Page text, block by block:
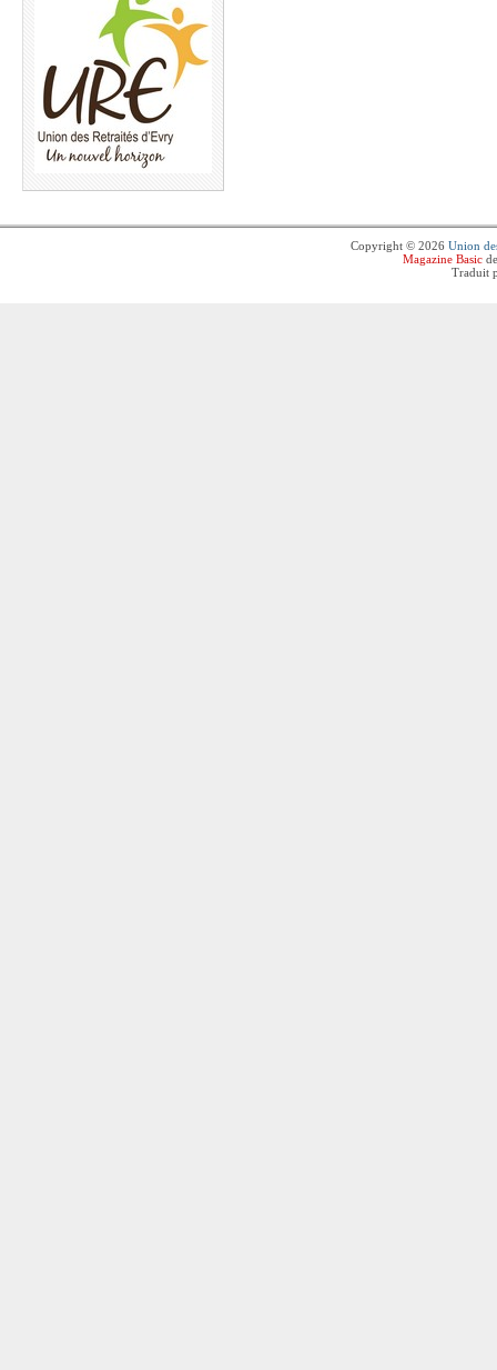
Copyright © 2026 Union
Magazine Basic
Traduit